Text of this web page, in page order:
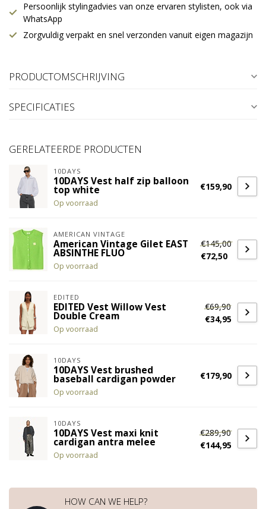
Persoonlijk stylingadvies van onze ervaren stylisten, ook via
WhatsApp
Zorgvuldig verpakt en snel verzonden vanuit eigen magazijn
PRODUCTOMSCHRIJVING
SPECIFICATIES
GERELATEERDE PRODUCTEN
10DAYS
10DAYS Vest half zip balloon
top white
Op voorraad
€159,90
AMERICAN VINTAGE
American Vintage Gilet EAST
ABSINTHE FLUO
Op voorraad
€145,00
€72,50
EDITED
EDITED Vest Willow Vest
Double Cream
Op voorraad
€69,90
€34,95
10DAYS
10DAYS Vest brushed
baseball cardigan powder
Op voorraad
€179,90
10DAYS
10DAYS Vest maxi knit
cardigan antra melee
Op voorraad
€289,90
€144,95
HOW CAN WE HELP?